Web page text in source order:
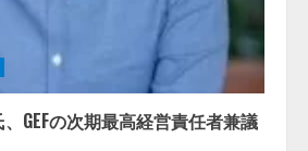
レアラ、『AIはどの法律事務所を
務系70事務所×5つのAIで実態調査
、GEFの次期最高経営責任者兼議